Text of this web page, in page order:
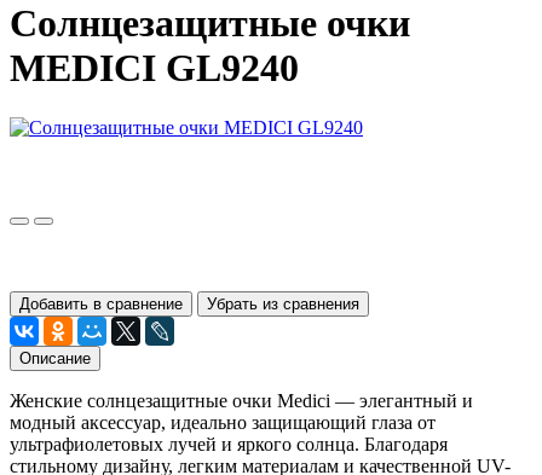
Солнцезащитные очки
MEDICI GL9240
Добавить в сравнение Убрать из сравнения
Описание
Женские солнцезащитные очки Medici — элегантный и
модный аксессуар, идеально защищающий глаза от
ультрафиолетовых лучей и яркого солнца. Благодаря
стильному дизайну, легким материалам и качественной UV-